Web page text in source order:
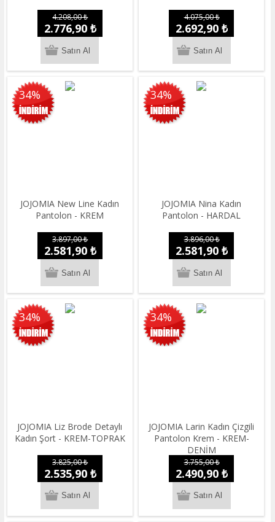
4.208,00 ₺
2.776,90 ₺
4.075,00 ₺
2.692,90 ₺
34%
JOJOMIA New Line Kadın
Pantolon - KREM
3.897,00 ₺
2.581,90 ₺
34%
JOJOMIA Nina Kadın
Pantolon - HARDAL
3.896,00 ₺
2.581,90 ₺
34%
JOJOMIA Liz Brode Detaylı
Kadın Şort - KREM-TOPRAK
3.825,00 ₺
2.535,90 ₺
34%
JOJOMIA Larin Kadın Çizgili
Pantolon Krem - KREM-
DENİM
3.755,00 ₺
2.490,90 ₺